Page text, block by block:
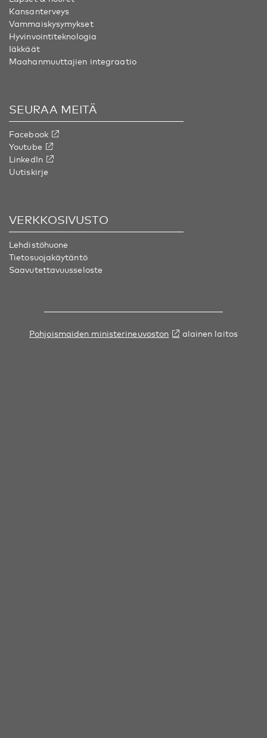
Kansanterveys
Vammaiskysymykset
Hyvinvointiteknologia
Iäkkäät
Maahanmuuttajien integraatio
SEURAA MEITÄ
Facebook
Youtube
LinkedIn
Uutiskirje
VERKKOSIVUSTO
Lehdistöhuone
Tietosuojakäytäntö
Saavutettavuusseloste
Pohjoismaiden ministerineuvoston alainen laitos